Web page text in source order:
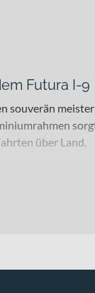
Futura I-9
über Land.
und